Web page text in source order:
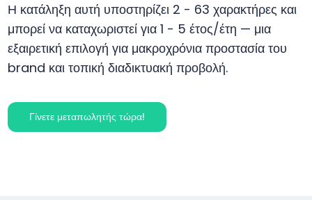
Η κατάληξη αυτή υποστηρίζει 2 - 63 χαρακτήρες και
μπορεί να καταχωριστεί για 1 - 5 έτος/έτη — μια
εξαιρετική επιλογή για μακροχρόνια προστασία του
brand και τοπική διαδικτυακή προβολή.
Γίνετε μεταπωλητής τώρα!